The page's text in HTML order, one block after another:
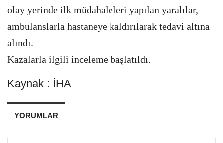
olay yerinde ilk müdahaleleri yapılan yaralılar,
ambulanslarla hastaneye kaldırılarak tedavi altına
alındı.
Kazalarla ilgili inceleme başlatıldı.
Kaynak : İHA
YORUMLAR